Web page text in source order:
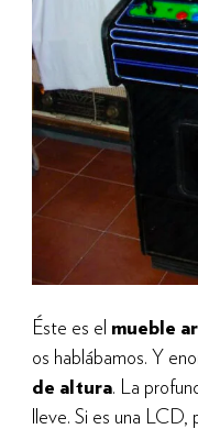
Éste es el mueble
os hablábamos. Y
de altura. La
lleve. Si es una